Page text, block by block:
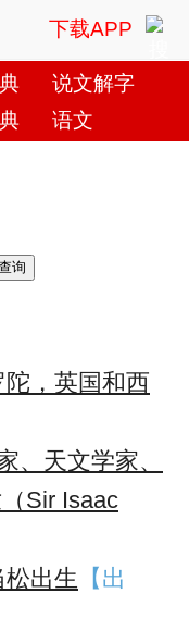
下载APP
说文解字
语文
，英国和西
、天文学家、
Sir Isaac
出生 【出